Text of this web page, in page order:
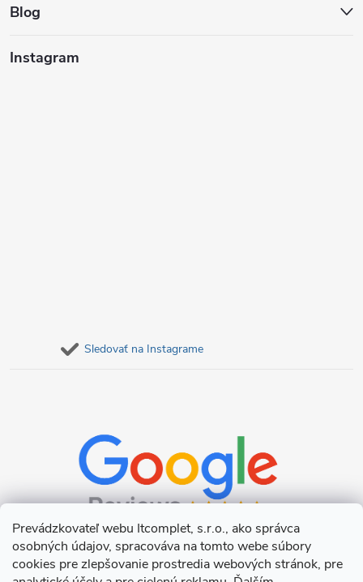
Prevádzkovateľ webu Itcomplet, s.r.o., ako správca
osobných údajov, spracováva na tomto webe súbory
cookies pre zlepšovanie prostredia webových stránok, pre
Blog
Instagram
Sledovať na Instagrame